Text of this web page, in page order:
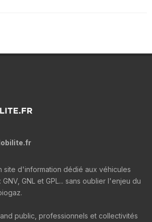
site d'information dédié aux véhicules
GNL et GPL... sans oublier l'enjeu du
public, professionnels et collectivités